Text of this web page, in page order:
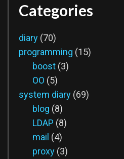
Categories
diary (70)
programming (15)
boost (3)
OO (5)
system diary (69)
blog (8)
LDAP (8)
mail (4)
proxy (3)